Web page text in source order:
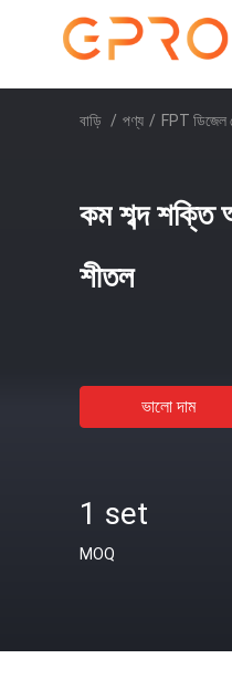
বাড়ি / পণ্য / FPT ডিজেল
কম শব্দ শক্তি
শীতল
ভালো দাম
1 set
MOQ